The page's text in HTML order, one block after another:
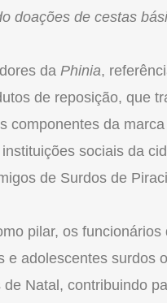
doações de cestas
da Phinia,
de reposição, que
componentes da
sociais da
de Surdos de
pilar, os
e adolescentes surdos
Natal, contribuindo